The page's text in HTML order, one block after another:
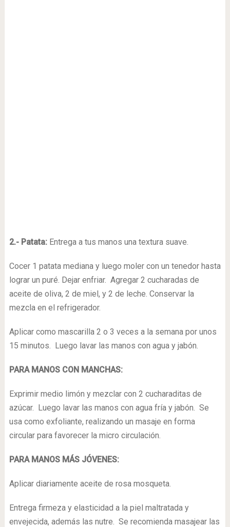
2.- Patata:Entrega a tus manos una textura suave.
Cocer 1 patata mediana y luego moler con un tenedor hasta
lograr un puré. Dejar enfriar. Agregar 2 cucharadas de
aceite de oliva, 2 de miel, y 2 de leche. Conservar la
mezcla en el refrigerador.
Aplicar como mascarilla 2 o 3 veces a la semana por unos
15 minutos. Luego lavar las manos con agua y jabón.
PARA MANOS CON MANCHAS:
Exprimir medio limón y mezclar con 2 cucharaditas de
azúcar. Luego lavar las manos con agua fría y jabón. Se
usa como exfoliante, realizando un masaje en forma
circular para favorecer la micro circulación.
PARA MANOS MÁS JÓVENES:
Aplicar diariamente aceite de rosa mosqueta.
Entrega firmeza y elasticidad a la piel maltratada y
envejecida, además las nutre. Se recomienda masajear las